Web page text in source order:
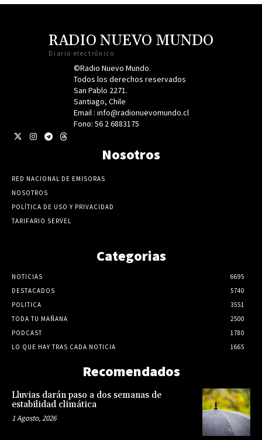
RADIO NUEVO MUNDO
Diario electrónico
©Radio Nuevo Mundo.
Todos los derechos reservados
San Pablo 2271.
Santiago, Chile
Email : info@radionuevomundo.cl
Fono: 56 2 6883175
Nosotros
RED NACIONAL DE EMISORAS
NOSOTROS
POLÍTICA DE USO Y PRIVACIDAD
TARIFARIO SERVEL
Categorias
NOTICIAS
6695
DESTACADOS
5740
POLITICA
3551
TODA TU MAÑANA
2500
PODCAST
1780
LO QUE HAY TRAS CADA NOTICIA
1665
Recomendados
Lluvias darán paso a dos semanas de
estabilidad climática
1 Agosto, 2026